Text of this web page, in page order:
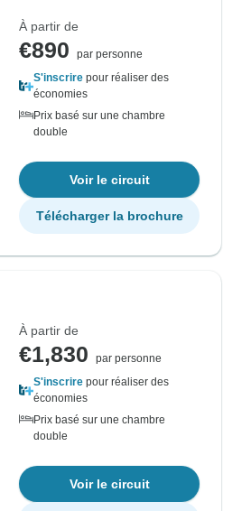
À partir de
€890
par personne
S'inscrire pour réaliser des
économies
Prix basé sur une chambre
double
Voir le circuit
Télécharger la brochure
À partir de
€1,830
par personne
S'inscrire pour réaliser des
économies
Prix basé sur une chambre
double
Voir le circuit